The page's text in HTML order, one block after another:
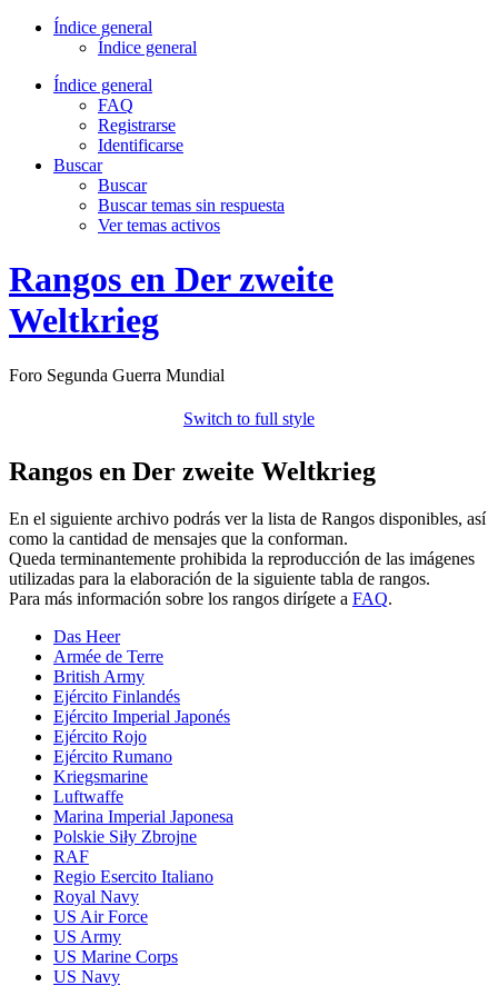
Índice general
Índice general
Índice general
FAQ
Registrarse
Identificarse
Buscar
Buscar
Buscar temas sin respuesta
Ver temas activos
Rangos en Der zweite
Weltkrieg
Foro Segunda Guerra Mundial
Switch to full style
Rangos en Der zweite Weltkrieg
En el siguiente archivo podrás ver la lista de Rangos disponibles, así
como la cantidad de mensajes que la conforman.
Queda terminantemente prohibida la reproducción de las imágenes
utilizadas para la elaboración de la siguiente tabla de rangos.
Para más información sobre los rangos dirígete a FAQ.
Das Heer
Armée de Terre
British Army
Ejército Finlandés
Ejército Imperial Japonés
Ejército Rojo
Ejército Rumano
Kriegsmarine
Luftwaffe
Marina Imperial Japonesa
Polskie Siły Zbrojne
RAF
Regio Esercito Italiano
Royal Navy
US Air Force
US Army
US Marine Corps
US Navy